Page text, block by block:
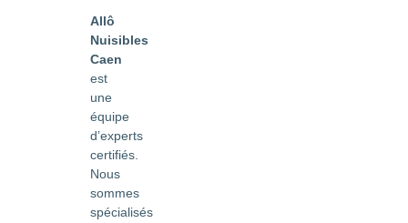
Allô
Nuisibles
Caen
est
une
équipe
d’experts
certifiés.
Nous
sommes
spécialisés